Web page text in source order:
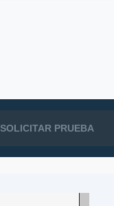
SOLICITAR PRUEBA